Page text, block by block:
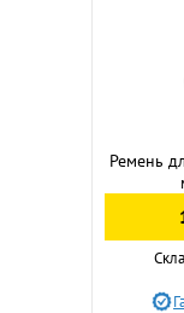
Ремень